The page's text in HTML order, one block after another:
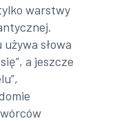
warstwy
słowa
a jeszcze